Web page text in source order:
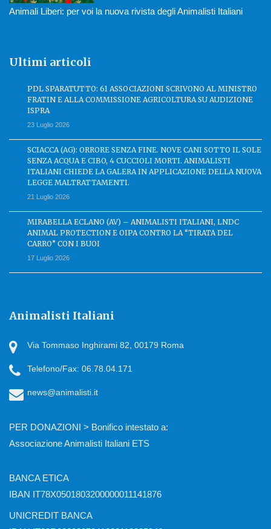
Animali Liberi: per voi la nuova rivista degli Animalisti Italiani
Ultimi articoli
PDL SPARATUTTO: 61 ASSOCIAZIONI SCRIVONO AL MINISTRO
FRATIN E ALLA COMMISSIONE AGRICOLTURA SU AUDIZIONE
ISPRA
23 Luglio 2026
SCIACCA (AG): ORRORE SENZA FINE. NOVE CANI SOTTO IL SOLE
SENZA ACQUA E CIBO, 4 CUCCIOLI MORTI. ANIMALISTI
ITALIANI CHIEDE LA GALERA IN APPLICAZIONE DELLA NUOVA
LEGGE MALTRATTAMENTI.
21 Luglio 2026
MIRABELLA ECLANO (AV) – ANIMALISTI ITALIANI, LNDC
ANIMAL PROTECTION E OIPA CONTRO LA “TIRATA DEL
CARRO” CON I BUOI
17 Luglio 2026
Animalisti Italiani
Via Tommaso Inghirami 82, 00179 Roma
Telefono/Fax: 06.78.04.171
news@animalisti.it
PER DONAZIONI > Bonifico intestato a:
Associazione Animalisti Italiani ETS
BANCA ETICA
IBAN IT78X0501803200000011141876
UNICREDIT BANCA